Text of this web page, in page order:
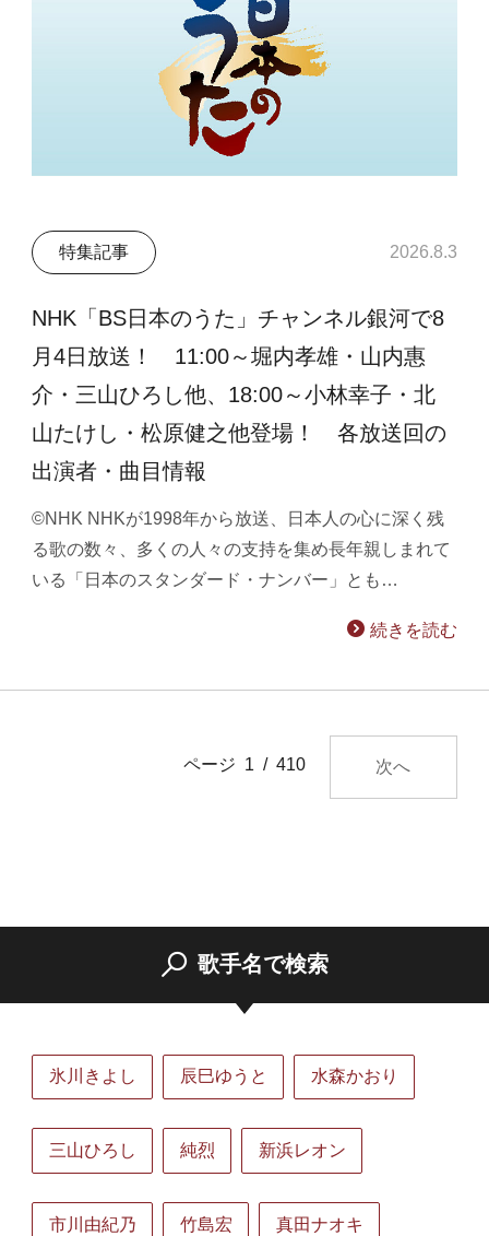
特集記事 2026.8.3
NHK「BS日本のうた」チャンネル銀河で8
月4日放送！ 11:00～堀内孝雄・山内惠
介・三山ひろし他、18:00～小林幸子・北
山たけし・松原健之他登場！ 各放送回の
出演者・曲目情報
©NHK NHKが1998年から放送、日本人の心に深く残
る歌の数々、多くの人々の支持を集め長年親しまれて
いる「日本のスタンダード・ナンバー」とも…
続きを読む
ページ 1 / 410 次へ
歌手名で検索
氷川きよし 辰巳ゆうと 水森かおり
三山ひろし 純烈 新浜レオン
市川由紀乃 竹島宏 真田ナオキ